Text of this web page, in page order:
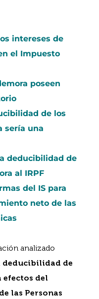
intereses de
el Impuesto
poseen
de los
sería una
deducibilidad de
al IRPF
del IS para
neto de las
analizado
de
efectos del
las Personas